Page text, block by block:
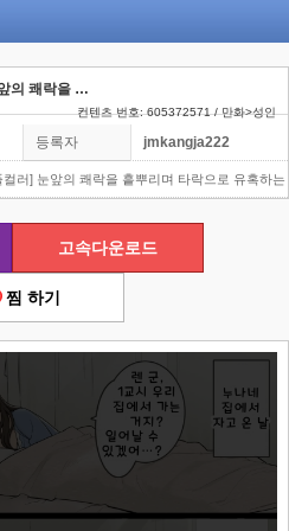
[SSS급][초강츄][풀컬러] 눈앞의 쾌락을 흩뿌리며 타락으로 유혹하는 나쁜 누나
컨텐츠 번호: 605372571 / 만화>성인
등록자 jmkangja222
컬러] 눈앞의 쾌락을 흩뿌리며 타락으로 유혹하는
고속다운로드
하기